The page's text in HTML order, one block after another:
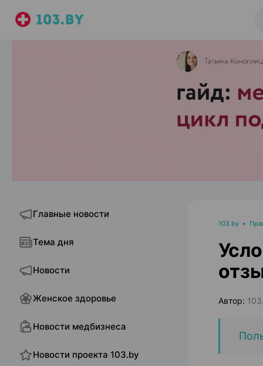
Главные новости
Тема дня
Новости
Женское здоровье
Новости медбизнеса
Новости проекта 103.by
103.by •
Автор: